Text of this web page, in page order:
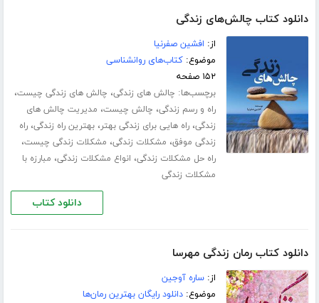
دانلود کتاب چالش‌های زندگی
از: افشین صفرنیا
موضوع:کتاب‌های روانشناسی
۱۵۲ صفحه
برچسب‌ها: چالش های زندگی، چالش های زندگی چیست،
راه و رسم زندگی، چالش چیست، مدیریت چالش های
زندگی،راه هایی برای زندگی بهتر،بهترین راه زندگی،راه
زندگی موفق، مشکلات زندگی، مشکلات زندگی چیست،
راه حل مشکلات زندگی، انواع مشکلات زندگی، مبارزه با
مشکلات زندگی
دانلود کتاب
دانلود کتاب رمان زندگی مهرسا
از:ساره آوجین
موضوع:دانلود رایگان بهترین رمان‌ها